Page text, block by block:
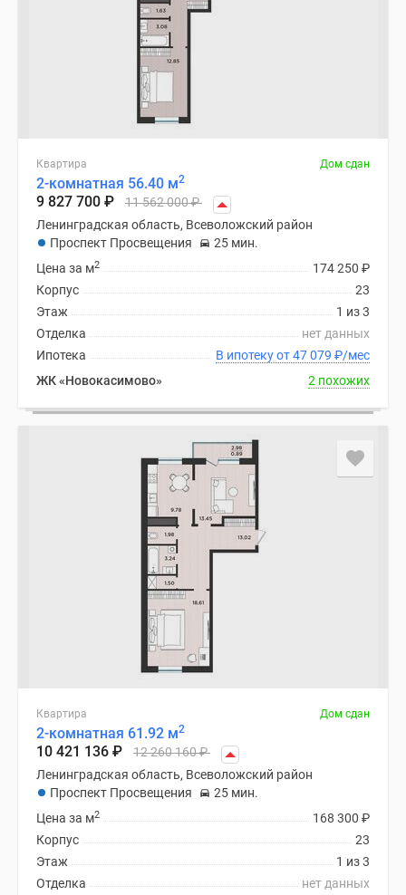
Квартира Дом сдан
2-комнатная 56.40 м2
9 827 700 ₽ 11 562 000₽
Ленинградская область, Всеволожский район
Проспект Просвещения
25 мин.
174 250 ₽
Цена за м2
23
Корпус
1 из 3
Этаж
нет данных
Отделка
В ипотеку от 47 079 ₽/мес
Ипотека
ЖК «Новокасимово»
2 похожих
Квартира Дом сдан
2-комнатная 61.92 м2
10 421 136 ₽ 12 260 160₽
Ленинградская область, Всеволожский район
Проспект Просвещения
25 мин.
168 300 ₽
Цена за м2
23
Корпус
1 из 3
Этаж
нет данных
Отделка